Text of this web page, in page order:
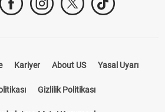
Kariyer About US